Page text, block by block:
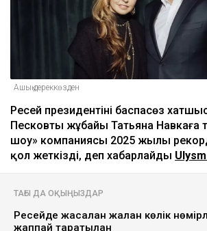
Ашық дереккөзден
Ресей президентінің баспасөз
Песковтың жұбайы Татьяна Навкаға
шоу» компаниясы 2025 жылы
қол жеткізді, деп хабарлайды
ТАҒЫ ДА ОҚЫҢЫЗДАР
Ресейде жасалған жалған көлік
жаппай таратылған